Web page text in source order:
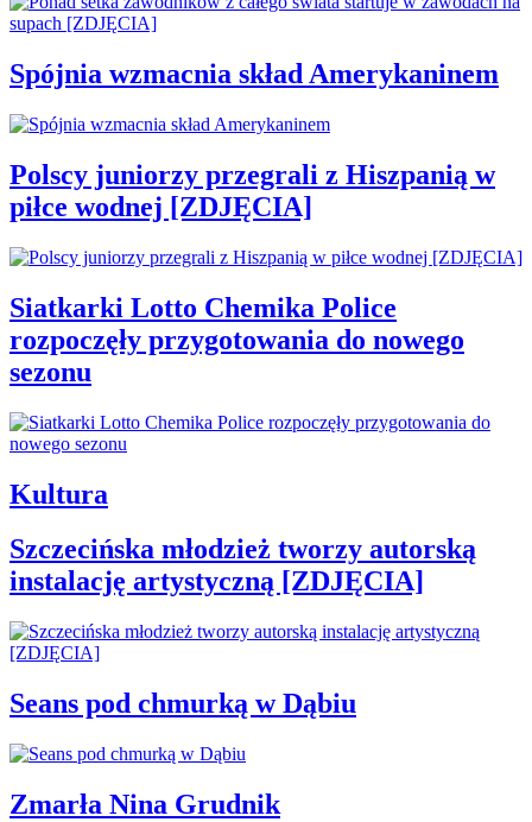
Spójnia wzmacnia skład Amerykaninem
Polscy juniorzy przegrali z Hiszpanią w
piłce wodnej [ZDJĘCIA]
Siatkarki Lotto Chemika Police
rozpoczęły przygotowania do nowego
sezonu
Kultura
Szczecińska młodzież tworzy autorską
instalację artystyczną [ZDJĘCIA]
Seans pod chmurką w Dąbiu
Zmarła Nina Grudnik